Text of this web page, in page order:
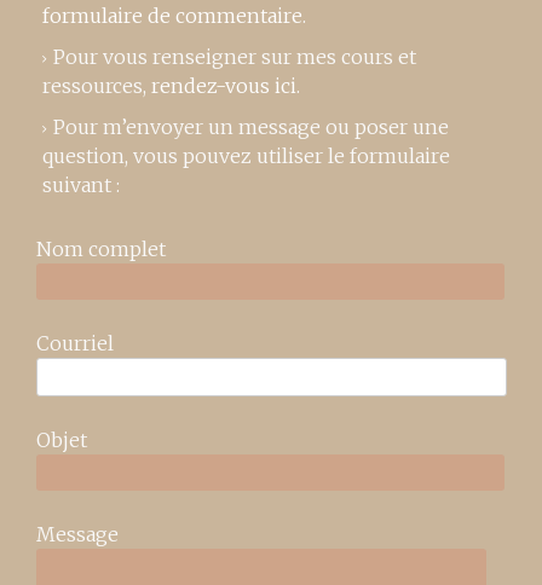
formulaire de commentaire.
Pour vous renseigner sur mes cours et
ressources, rendez-vous ici.
Pour m’envoyer un message ou poser une
question, vous pouvez utiliser le formulaire
suivant :
Nom complet
Courriel
Objet
Message